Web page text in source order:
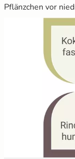
Pflänzchen vor